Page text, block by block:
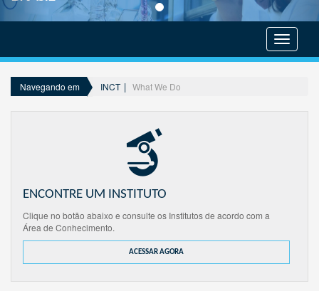
menu
Navegando em INCT What We Do
ENCONTRE UM INSTITUTO
Clique no botão abaixo e consulte os Institutos de acordo com a
Área de Conhecimento.
ACESSAR AGORA